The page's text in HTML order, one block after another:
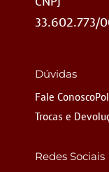
33.602.773/
Dúvidas
Fale Conosco
Trocas e
Redes Sociais